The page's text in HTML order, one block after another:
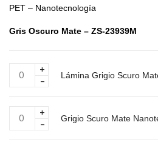
PET – Nanotecnología
Gris Oscuro Mate – ZS-23939M
Lámina
Grigio
cantidad
Lámina Grigio Scuro
Grigio
Scuro
Grigio Scuro Mate